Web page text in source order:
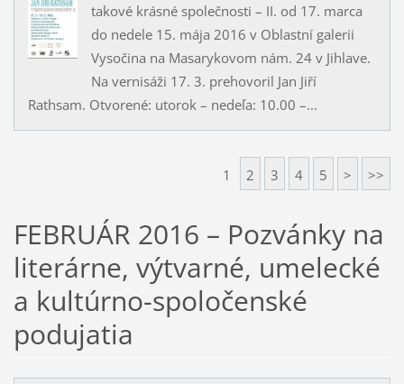
takové krásné společnosti – II. od 17. marca
do nedele 15. mája 2016 v Oblastní galerii
Vysočina na Masarykovom nám. 24 v Jihlave.
Na vernisáži 17. 3. prehovoril Jan Jiří
Rathsam. Otvorené: utorok – nedeľa: 10.00 –...
1 2 3 4 5 > >>
FEBRUÁR 2016 – Pozvánky na
literárne, výtvarné, umelecké
a kultúrno-spoločenské
podujatia